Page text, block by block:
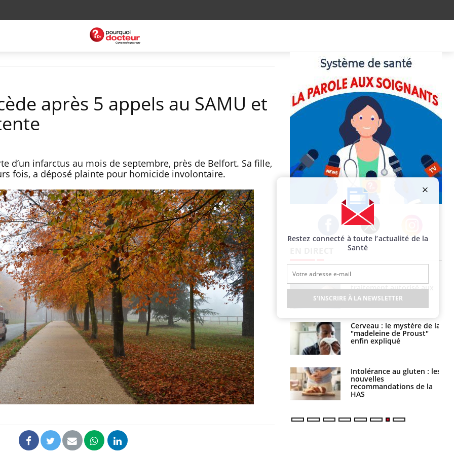
après 5 appels au SAMU et
d’un infarctus au mois de septembre, près de Belfort. Sa fille,
fois, a déposé plainte pour homicide involontaire.
Facebook Twitter Instagram
Allergies alimentaires :
une nouvelle arme contre
les réactions sévères
Comment gérer le
sommeil des enfants en
vacances ?
Bilan prévention : ce que
les kinés pourront
bientôt faire
TDAH : quel est ce
traitement autorisé aux
États-Unis ?
Cerveau : le mystère de la
"madeleine de Proust"
enfin expliqué
Intolérance au gluten : les
nouvelles
recommandations de la
HAS
comment mieux la
prévenir
Le décalage des horaires
d'été : quel impact sur le
sommeil ?
Grossesse : ces polluants
pourraient influencer le
poids des enfants
Restez connecté à toute l’actualité de la
Santé
S'INSCRIRE À LA NEWSLETTER